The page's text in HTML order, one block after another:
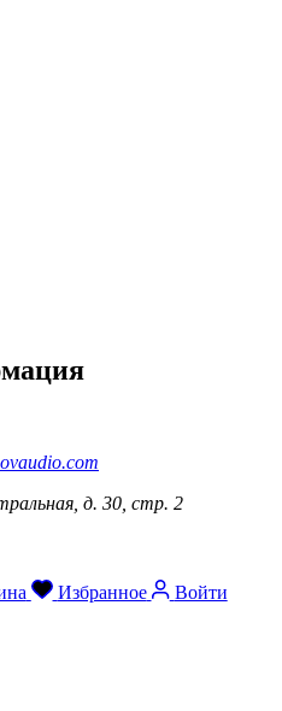
д. 30, стр. 2
Избранное Войти